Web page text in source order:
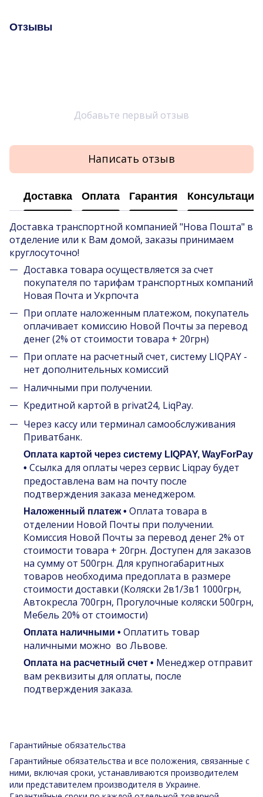
Отзывы
Добавьте первый отзыв
Написать отзыв
Доставка Оплата Гарантия Консультация
Доставка транспортной компанией "Нова Пошта" в
отделение или к Вам домой, заказы принимаем
круглосуточно!
Доставка товара осуществляется за счет
покупателя по тарифам транспортных компаний
Новая Почта и Укрпочта
При оплате наложенным платежом, покупатель
оплачивает комиссию Новой Почты за перевод
денег (2% от стоимости товара + 20грн)
При оплате на расчетный счет, систему LIQPAY -
нет дополнительных комиссий
Наличными при получении.
Кредитной картой в privat24, LiqPay.
Через кассу или терминал самообслуживания
Приватбанк.
Оплата картой через систему LIQPAY, WayForPay
• Ссылка для оплаты через сервис Liqpay будет
предоставлена вам на почту после
подтверждения заказа менеджером.
Наложенный платеж • Оплата товара в
отделении Новой Почты при получении.
Комиссия Новой Почты за перевод денег 2% от
стоимости товара + 20грн. Доступен для заказов
на сумму от 500грн. Для крупногабаритных
товаров необходима предоплата в размере
стоимости доставки (Коляски 2в1/3в1 1000грн,
Автокресла 700грн, Прогулочные коляски 500грн,
Мебель 20% от стоимости)
Оплата наличными • Оплатить товар
наличными можно во Львове.
Оплата на расчетный счет • Менеджер отправит
вам реквизиты для оплаты, после
подтверждения заказа.
Гарантийные обязательства
Гарантийные обязательства и все положения, связанные с
ними, включая сроки, устанавливаются производителем
или представителем производителя в Украине.